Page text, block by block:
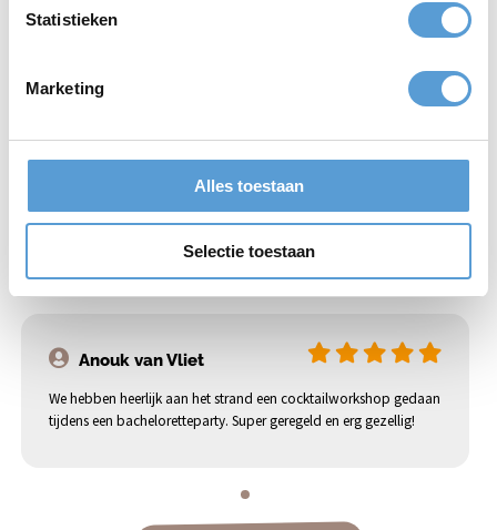
Statistieken
Marketing
Alles toestaan
Selectie toestaan
Top
Top vrijgezellenuitjes Top klassenuitjes
Recensies
Anouk van Vliet
We hebben heerlijk aan het strand een cocktailworkshop gedaan
tijdens een bacheloretteparty. Super geregeld en erg gezellig!